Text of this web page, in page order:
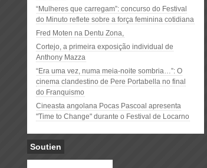
“Mulheres que carregam”: concurso do Festival
do Minuto reflete sobre a força feminina cotidiana
Fred Moten na Dentu Zona,
Cortejo, a primeira exposição individual de
Anthony Mazza
“Era uma vez, numa meia-noite sombria…”: O
cinema clandestino de Pere Portabella no final
do Franquismo
Cineasta angolana Pocas Pascoal apresenta
"Time to Change" durante o Festival de Locarno
Soutien